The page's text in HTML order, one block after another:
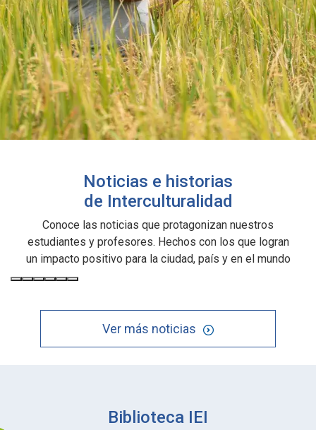
Noticias e historias
de Interculturalidad
Conoce las noticias que protagonizan nuestros
estudiantes y profesores. Hechos con los que logran
un impacto positivo para la ciudad, país y en el mundo
Ver más noticias
Biblioteca IEI